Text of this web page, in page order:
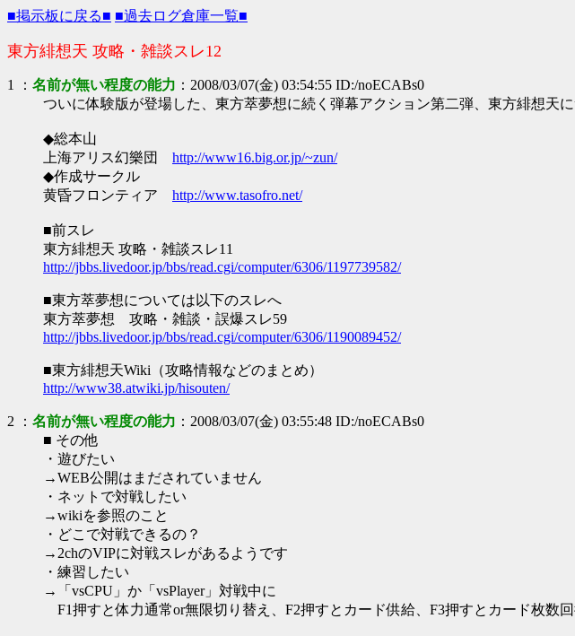
■掲示板に戻る■ ■過去ログ倉庫一覧■
東方緋想天 攻略・雑談スレ12
1 ： 名前が無い程度の能力 ：2008/03/07(金) 03:54:55 ID:/noECABs0
ついに体験版が登場した、東方萃夢想に続く弾幕アクション第二弾、東方緋想天に
◆総本山
上海アリス幻樂団 http://www16.big.or.jp/~zun/
◆作成サークル
黄昏フロンティア http://www.tasofro.net/
■前スレ
東方緋想天 攻略・雑談スレ11
http://jbbs.livedoor.jp/bbs/read.cgi/computer/6306/1197739582/
■東方萃夢想については以下のスレへ
東方萃夢想 攻略・雑談・誤爆スレ59
http://jbbs.livedoor.jp/bbs/read.cgi/computer/6306/1190089452/
■東方緋想天Wiki（攻略情報などのまとめ）
http://www38.atwiki.jp/hisouten/
2 ： 名前が無い程度の能力 ：2008/03/07(金) 03:55:48 ID:/noECABs0
■ その他
・遊びたい
→WEB公開はまだされていません
・ネットで対戦したい
→wikiを参照のこと
・どこで対戦できるの？
→2chのVIPに対戦スレがあるようです
・練習したい
→「vsCPU」か「vsPlayer」対戦中に
F1押すと体力通常or無限切り替え、F2押すとカード供給、F3押すとカード枚数